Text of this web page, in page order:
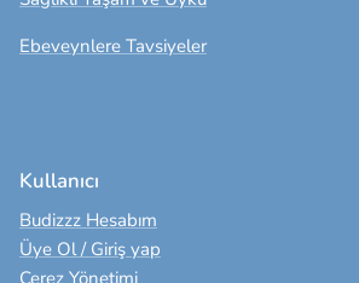
Ebeveynlere Tavsiyeler
Kullanıcı
Budizzz Hesabım
Üye Ol / Giriş yap
Çerez Yönetimi